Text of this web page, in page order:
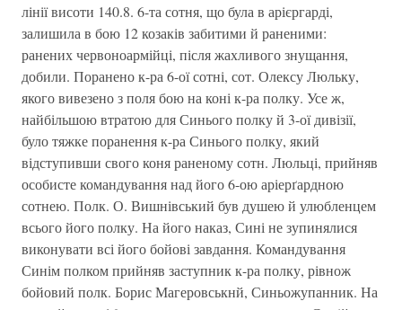
лінії висоти 140.8. 6-та сотня, що була в арієргарді,
залишила в бою 12 козаків забитими й раненими:
ранених червоноармійці, після жахливого знущання,
добили. Поранено к-ра 6-ої сотні, сот. Олексу Люльку,
якого вивезено з поля бою на коні к-ра полку. Усе ж,
найбільшою втратою для Синього полку й 3-ої дивізії,
було тяжке поранення к-ра Синього полку, який
відступивши свого коня раненому сотн. Люльці, прийняв
особисте командування над його 6-ою аріерґардною
сотнею. Полк. О. Вишнівський був душею й улюбленцем
всього його полку. На його наказ, Сині не зупинялися
виконувати всі його бойові завдання. Командування
Синім полком прийняв заступник к-ра полку, рівнож
бойовий полк. Борис Магеровськнй, Синьожупанник. На